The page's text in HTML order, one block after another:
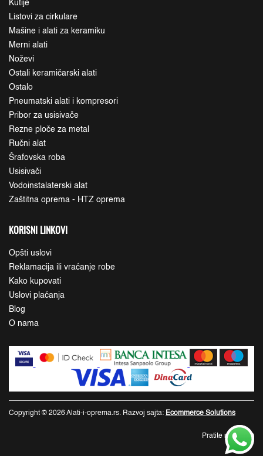
Kutije
Listovi za cirkulare
Mašine i alati za keramiku
Merni alati
Noževi
Ostali keramičarski alati
Ostalo
Pneumatski alati i kompresori
Pribor za usisivače
Rezne ploče za metal
Ručni alat
Šrafovska roba
Usisivači
Vodoinstalaterski alat
Zaštitna oprema - HTZ oprema
KORISNI LINKOVI
Opšti uslovi
Reklamacija ili vraćanje robe
Kako kupovati
Uslovi plaćanja
Blog
O nama
Copyright © 2026 Alati-i-oprema.rs. Razvoj sajta: Ecommerce Solutions
Pratite nas: